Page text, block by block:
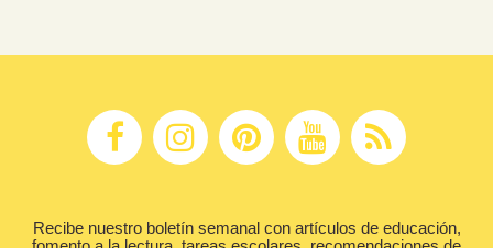
Recibe nuestro boletín semanal con artículos de educación,